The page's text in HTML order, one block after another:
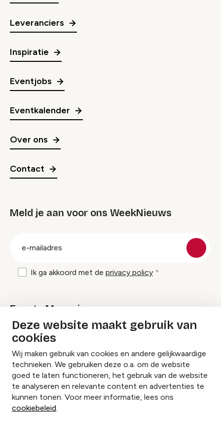
Deze website maakt gebruik van
cookies
Wij maken gebruik van cookies en andere gelijkwaardige
technieken. We gebruiken deze o.a. om de website
goed te laten functioneren, het gebruik van de website
te analyseren en relevante content en advertenties te
kunnen tonen. Voor meer informatie, lees ons
cookiebeleid.
Leveranciers
Inspiratie
Eventjobs
Eventkalender
Over ons
Contact
Meld je aan voor ons WeekNieuws
Ik ga akkoord met de privacy policy
Events Magazine
Ik ontvang graag Events Magazine
InstagramFacebookLinkedIn